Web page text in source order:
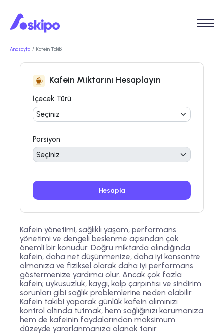
Anasayfa Kafein Takibi
Kafein Miktarını Hesaplayın
İçecek Türü
Porsiyon
Hesapla
Kafein yönetimi, sağlıklı yaşam, performans
yönetimi ve dengeli beslenme açısından çok
önemli bir konudur. Doğru miktarda alındığında
kafein, daha net düşünmenize, daha iyi konsantre
olmanıza ve fiziksel olarak daha iyi performans
göstermenize yardımcı olur. Ancak çok fazla
kafein; uykusuzluk, kaygı, kalp çarpıntısı ve sindirim
sorunları gibi sağlık problemlerine neden olabilir.
Kafein takibi yaparak günlük kafein alımınızı
kontrol altında tutmak, hem sağlığınızı korumanıza
hem de kafeinin faydalarından maksimum
düzeyde yararlanmanıza olanak tanır.